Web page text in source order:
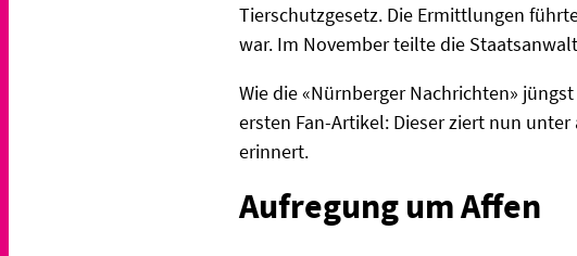
Tierschutzgesetz. Die Ermittlungen
war. Im November teilte die
Wie die «Nürnberger Nachrichten»
ersten Fan-Artikel: Dieser ziert nun
erinnert.
Aufregung um Affen